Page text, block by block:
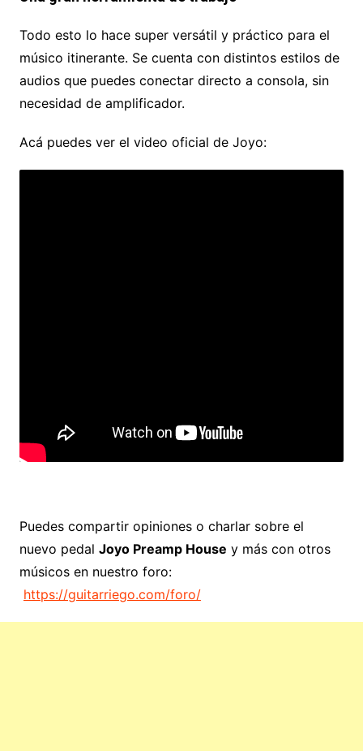
Todo esto lo hace super versátil y práctico para el
músico itinerante. Se cuenta con distintos estilos de
audios que puedes conectar directo a consola, sin
necesidad de amplificador.
Acá puedes ver el video oficial de Joyo:
Puedes compartir opiniones o charlar sobre el
nuevo pedal Joyo Preamp House y más con otros
músicos en nuestro foro:
https://guitarriego.com/foro/